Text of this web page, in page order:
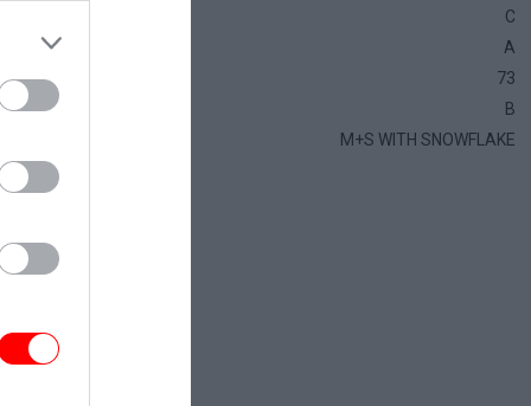
C
A
73
B
M+S WITH SNOWFLAKE